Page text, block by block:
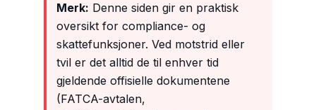
Merk: Denne siden gir en praktisk
oversikt for compliance- og
skattefunksjoner. Ved motstrid eller
tvil er det alltid de til enhver tid
gjeldende offisielle dokumentene
(FATCA-avtalen,